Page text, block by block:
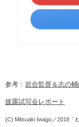
参考： 岩合監督＆志の
披露試写会レポート
(C) Mitsuaki Iwago／2018「